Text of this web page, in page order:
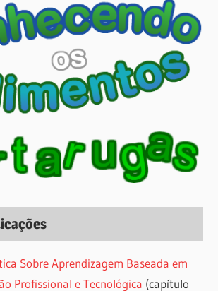
Sobre Aprendizagem Baseada em
Profissional e Tecnológica (capítulo